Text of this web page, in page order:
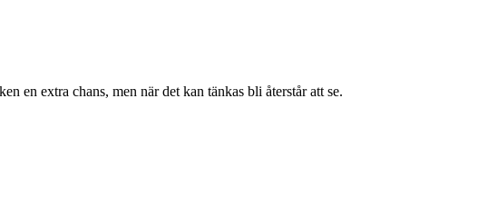
en extra chans, men när det kan tänkas bli återstår att se.